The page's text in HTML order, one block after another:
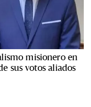
misionero en
sus votos aliados